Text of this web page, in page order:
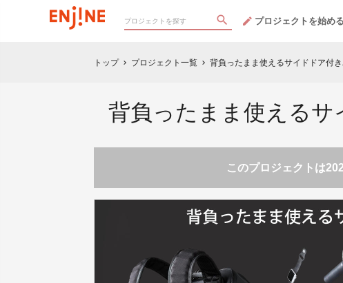
プロジェクトを始める
トップ chevron_right プロジェクト一覧 chevron_right 背負ったまま使えるサイドドア付
背負ったまま使えるサ
このプロジェクトは